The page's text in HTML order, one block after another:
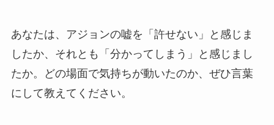
あなたは、アジョンの嘘を「許せない」と感じま
したか、それとも「分かってしまう」と感じまし
たか。どの場面で気持ちが動いたのか、ぜひ言葉
にして教えてください。